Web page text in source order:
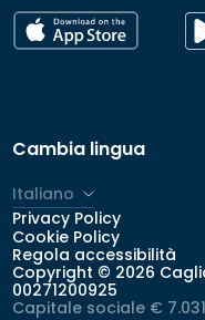
Cambia lingua
Italiano
Privacy Policy
Cookie Policy
Regola accessibilità
Copyright © 2026
00271200925
Capitale sociale €